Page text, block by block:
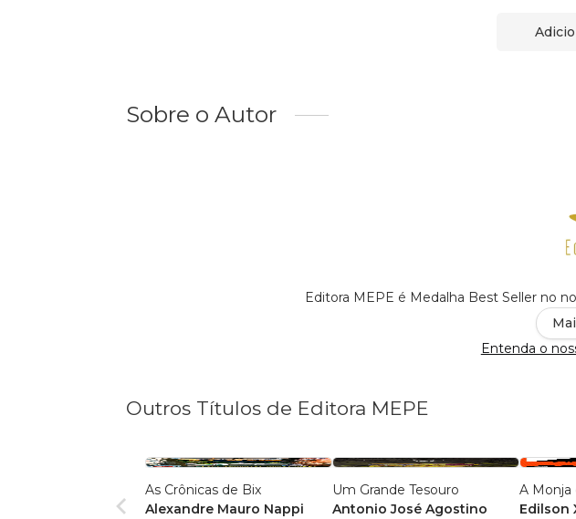
Sobre o Autor
Editora MEPE é Medalha Best Seller no
Entenda o
Outros Títulos de Editora MEPE
As Crônicas de Bix
Alexandre Mauro Nappi
Um Grande Tesouro
Antonio José Agostino
A Monja
Edilson